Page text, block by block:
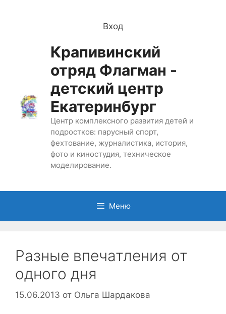
Вход
Крапивинский
отряд Флагман -
детский центр
Екатеринбург
Центр комплексного развития детей и
подростков: парусный спорт,
фехтование, журналистика, история,
фото и киностудия, техническое
моделирование.
Меню
Разные впечатления от
одного дня
15.06.2013 от Ольга Шардакова